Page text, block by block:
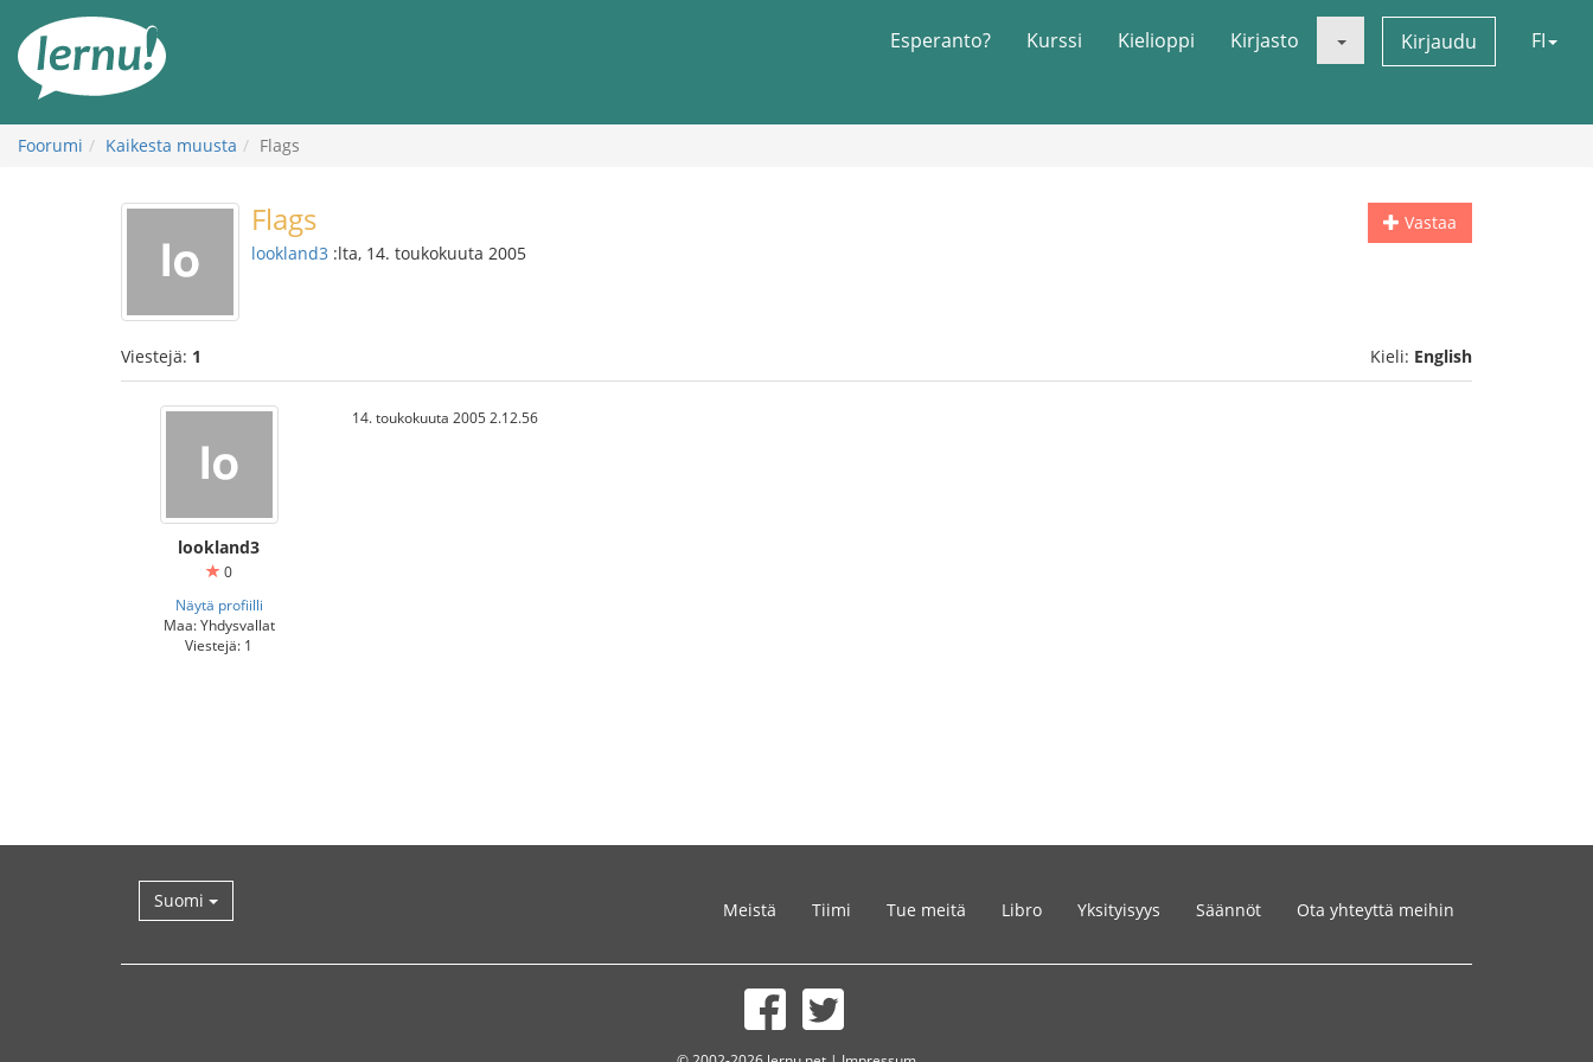
sisältöön
Esperanto? Kurssi Kielioppi Kirjasto Kirjaudu FI
Foorumi Kaikesta muusta Flags
Vastaa
Flags
lookland3 :lta, 14. toukokuuta 2005
Viestejä: 1 Kieli: English
lookland3
0
Näytä profiilli
Maa: Yhdysvallat
Viestejä: 1
14. toukokuuta 2005 2.12.56
Suomi Meistä Tiimi Tue meitä Libro Yksityisyys Säännöt Ota yhteyttä meihin